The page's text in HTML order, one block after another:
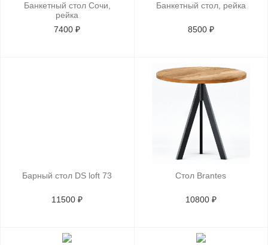
Банкетный стол Сочи,
рейка
7400 ₽
Банкетный стол, рейка
8500 ₽
Барный стол DS loft 73
11500 ₽
Стол Brantes
10800 ₽